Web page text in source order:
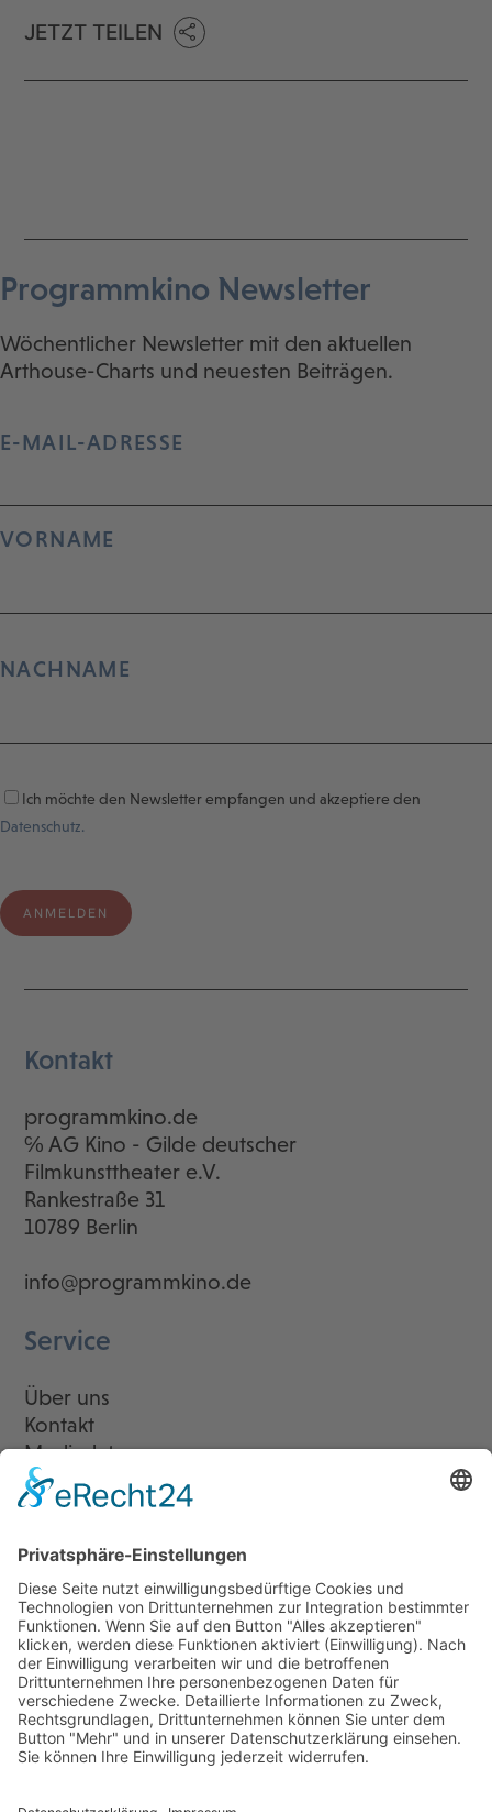
JETZT TEILEN
Programmkino Newsletter
Wöchentlicher Newsletter mit den aktuellen
Arthouse-Charts und neuesten Beiträgen.
E-MAIL-ADRESSE
VORNAME
NACHNAME
Ich möchte den Newsletter empfangen und akzeptiere den
Datenschutz.
Kontakt
programmkino.de
℅ AG Kino - Gilde deutscher
Filmkunsttheater e.V.
Rankestraße 31
10789 Berlin
info@programmkino.de
Service
Über uns
Kontakt
Mediadaten
Newsletter
LogIn
Legal
Impressum
Datenschutzerklärung
Cookie-Einstellungen